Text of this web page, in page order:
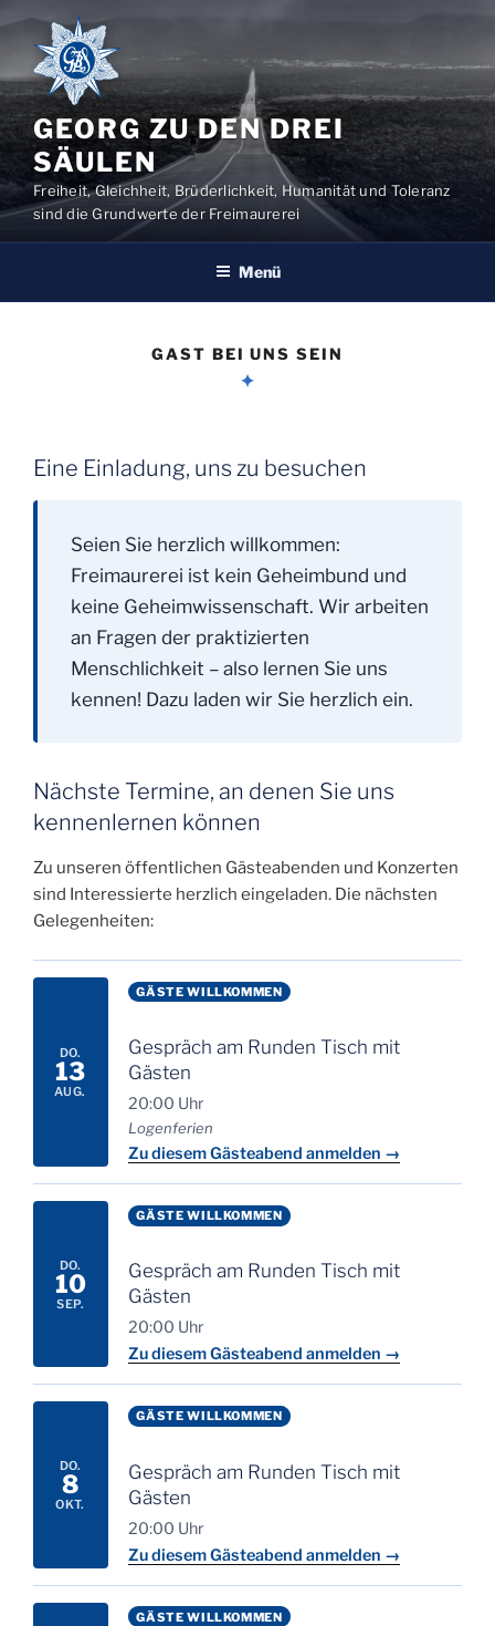
springen
GEORG ZU DEN DREI
SÄULEN
Freiheit, Gleichheit, Brüderlichkeit, Humanität und Toleranz
sind die Grundwerte der Freimaurerei
Menü
GAST BEI UNS SEIN
Eine Einladung, uns zu besuchen
Seien Sie herzlich willkommen:
Freimaurerei ist kein Geheimbund und
keine Geheimwissenschaft. Wir arbeiten
an Fragen der praktizierten
Menschlichkeit – also lernen Sie uns
kennen! Dazu laden wir Sie herzlich ein.
Nächste Termine, an denen Sie uns
kennenlernen können
Zu unseren öffentlichen Gästeabenden und Konzerten
sind Interessierte herzlich eingeladen. Die nächsten
Gelegenheiten:
DO.
13
AUG.
GÄSTE WILLKOMMEN
Gespräch am Runden Tisch mit
Gästen
20:00 Uhr
Logenferien
Zu diesem Gästeabend anmelden →
DO.
10
SEP.
GÄSTE WILLKOMMEN
Gespräch am Runden Tisch mit
Gästen
20:00 Uhr
Zu diesem Gästeabend anmelden →
DO.
8
OKT.
GÄSTE WILLKOMMEN
Gespräch am Runden Tisch mit
Gästen
20:00 Uhr
Zu diesem Gästeabend anmelden →
GÄSTE WILLKOMMEN